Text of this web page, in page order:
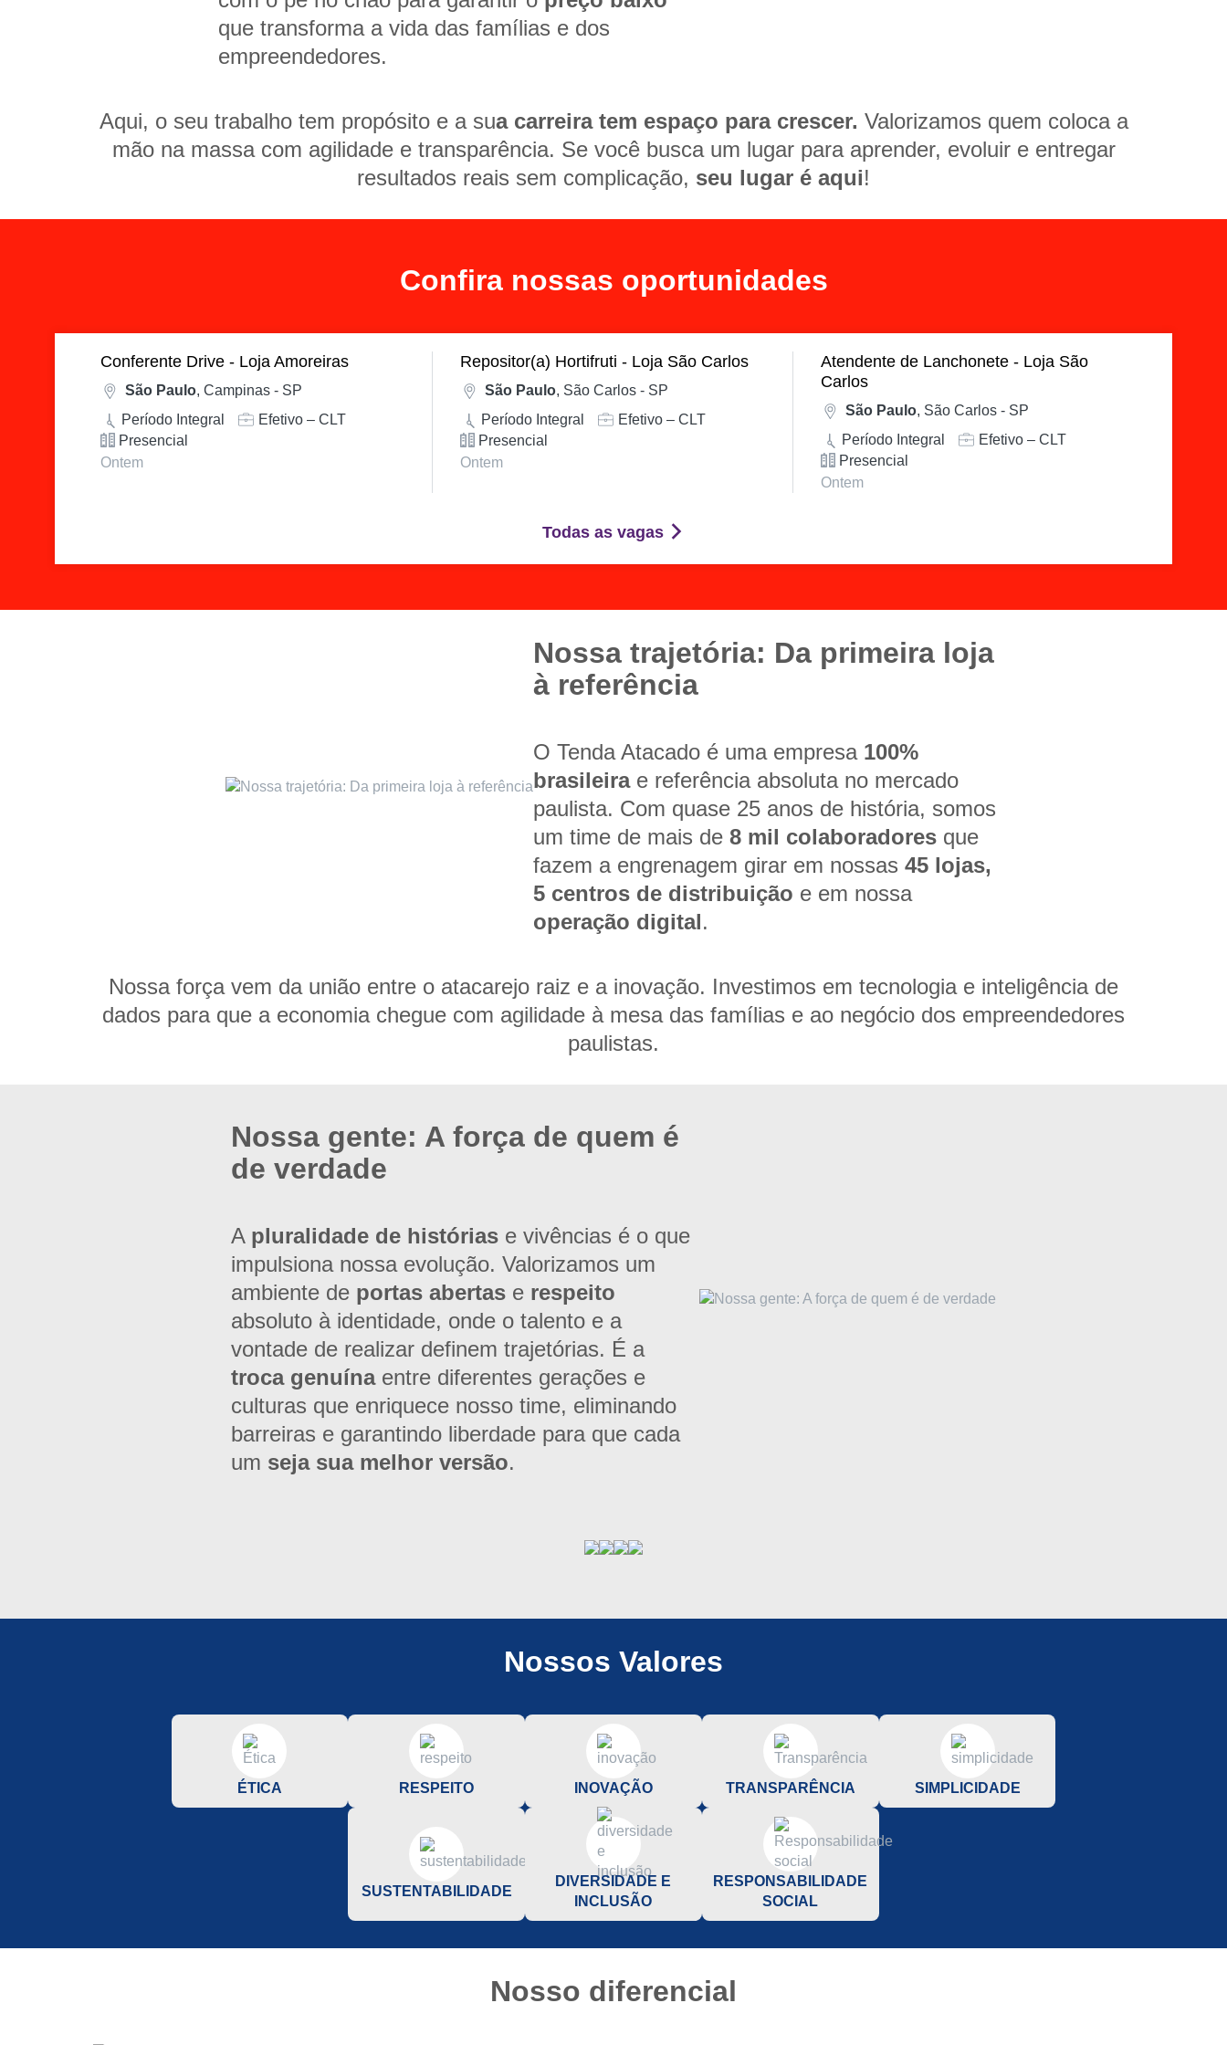
que transforma a vida das famílias e dos
empreendedores.
Aqui, o seu trabalho tem propósito e a sua carreira tem espaço para crescer. Valorizamos quem coloca a
mão na massa com agilidade e transparência. Se você busca um lugar para aprender, evoluir e entregar
resultados reais sem complicação, seu lugar é aqui!
Confira nossas oportunidades
Conferente Drive - Loja Amoreiras
São Paulo, Campinas - SP
Período Integral
Efetivo – CLT
Presencial
Ontem
Repositor(a) Hortifruti - Loja São Carlos
São Paulo, São Carlos - SP
Período Integral
Efetivo – CLT
Presencial
Ontem
Atendente de Lanchonete - Loja São
Carlos
São Paulo, São Carlos - SP
Período Integral
Efetivo – CLT
Presencial
Ontem
Todas as vagas
Nossa trajetória: Da primeira loja
à referência
O Tenda Atacado é uma empresa 100%
brasileirae referência absoluta no mercado
paulista. Com quase 25 anos de história, somos
um time de mais de 8 mil colaboradores que
fazem a engrenagem girar em nossas 45 lojas,
5 centros de distribuição e em nossa
operação digital.
Nossa força vem da união entre o atacarejo raiz e a inovação. Investimos em tecnologia e inteligência de
dados para que a economia chegue com agilidade à mesa das famílias e ao negócio dos empreendedores
paulistas.
Nossa gente: A força de quem é
de verdade
A pluralidade de histórias e vivências é o que
impulsiona nossa evolução. Valorizamos um
ambiente de portas abertas e respeito
absoluto à identidade, onde o talento e a
vontade de realizar definem trajetórias. É a
troca genuínaentre diferentes gerações e
culturas que enriquece nosso time, eliminando
barreiras e garantindo liberdade para que cada
um seja sua melhor versão.
Nossos Valores
ÉTICA RESPEITO INOVAÇÃO TRANSPARÊNCIA SIMPLICIDADE
SUSTENTABILIDADE
DIVERSIDADE E
INCLUSÃO
RESPONSABILIDADE
SOCIAL
Nosso diferencial